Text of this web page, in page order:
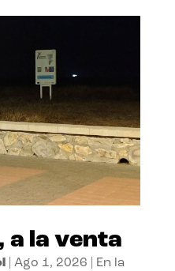
a la venta
| Ago 1, 2026
En la